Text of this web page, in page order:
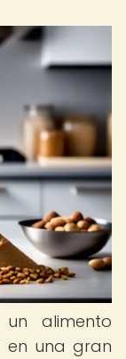
alimento
en una gran